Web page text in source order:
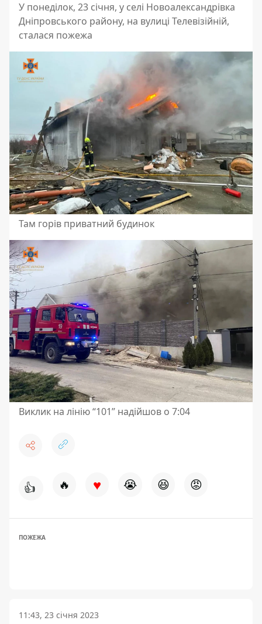
У понеділок, 23 січня, у селі Новоалександрівка
Дніпровського району, на вулиці Телевізійній,
сталася пожежа
Там горів приватний будинок
Виклик на лінію “101” надійшов о 7:04
👍 🔥 ♥ 😭 😆 😡
ПОЖЕЖА
11:43, 23 січня 2023